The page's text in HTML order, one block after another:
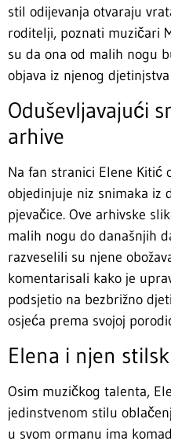
stil odijevanja otvaraju
roditelji, poznati muzičari
su da ona od malih nogu
objava iz njenog
Oduševljavajući
arhive
Na fan stranici Elene Kitić
objedinjuje niz snimaka iz
pjevačice. Ove arhivske
malih nogu do današnjih
razveselili su njene
komentarisali kako je
podsjetio na bezbrižno
osjeća prema svojoj
Elena i njen
Osim muzičkog talenta,
jedinstvenom stilu
u svom ormanu ima